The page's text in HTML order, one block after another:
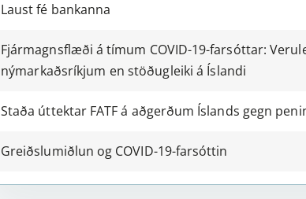
Laust fé bankanna
Fjármagnsflæði á tímum COVID-19-farsóttar:
nýmarkaðsríkjum en stöðugleiki á Íslandi
Staða úttektar FATF á aðgerðum Íslands gegn
Greiðslumiðlun og COVID-19-farsóttin